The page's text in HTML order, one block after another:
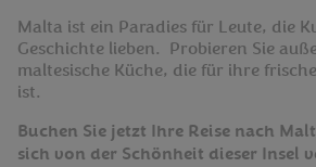
Malta ist ein Paradies für Leute, die
Geschichte lieben. Probieren Sie
maltesische Küche, die für ihre
ist.
Buchen Sie jetzt Ihre Reise nach
sich von der Schönheit dieser Insel